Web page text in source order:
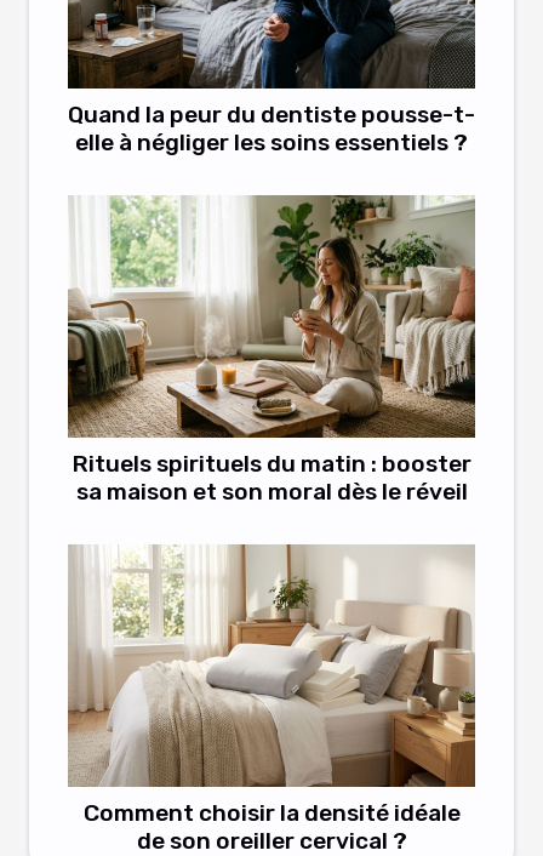
Quand la peur du dentiste pousse-t-
elle à négliger les soins essentiels ?
Rituels spirituels du matin : booster
sa maison et son moral dès le réveil
Comment choisir la densité idéale
de son oreiller cervical ?